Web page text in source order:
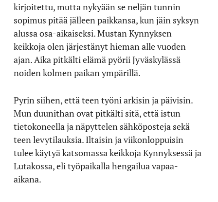
kirjoitettu, mutta nykyään se neljän tunnin
sopimus pitää jälleen paikkansa, kun jäin syksyn
alussa osa-aikaiseksi. Mustan Kynnyksen
keikkoja olen järjestänyt hieman alle vuoden
ajan. Aika pitkälti elämä pyörii Jyväskylässä
noiden kolmen paikan ympärillä.
Pyrin siihen, että teen työni arkisin ja päivisin.
Mun duunithan ovat pitkälti sitä, että istun
tietokoneella ja näpyttelen sähköposteja sekä
teen levytilauksia. Iltaisin ja viikonloppuisin
tulee käytyä katsomassa keikkoja Kynnyksessä ja
Lutakossa, eli työpaikalla hengailua vapaa-
aikana.